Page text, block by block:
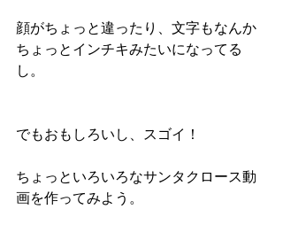
顔がちょっと違ったり、文字もなんか
ちょっとインチキみたいになってる
し。
でもおもしろいし、スゴイ！
ちょっといろいろなサンタクロース動
画を作ってみよう。